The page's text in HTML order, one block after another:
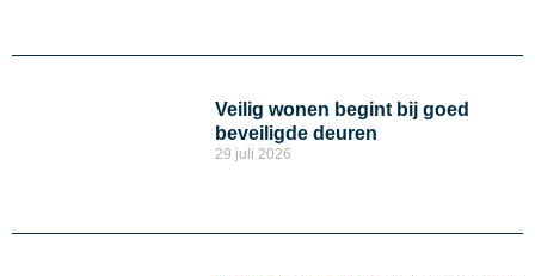
Veilig wonen begint bij goed
beveiligde deuren
29 juli 2026